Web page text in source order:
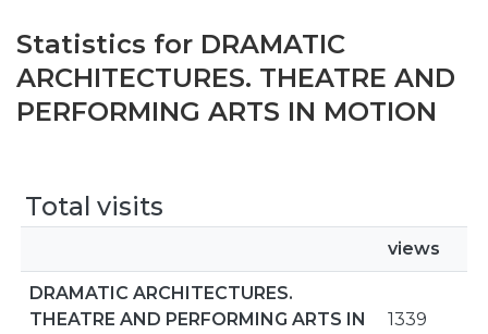
Browse repository
Entities
Statistics for DRAMATIC
ARCHITECTURES. THEATRE AND
PERFORMING ARTS IN MOTION
Total visits
views
DRAMATIC ARCHITECTURES.
THEATRE AND PERFORMING ARTS IN
1339